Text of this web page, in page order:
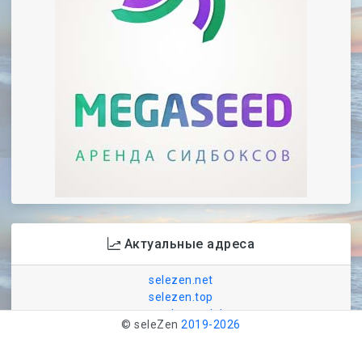
Актуальные адреса
selezen.net
selezen.top
use.selezen.club
selezen-info.do.am
© seleZen2019-2026